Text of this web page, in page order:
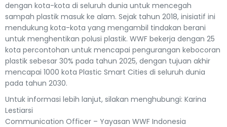
dengan kota-kota di seluruh dunia untuk mencegah
sampah plastik masuk ke alam. Sejak tahun 2018, inisiatif ini
mendukung kota-kota yang mengambil tindakan berani
untuk menghentikan polusi plastik. WWF bekerja dengan 25
kota percontohan untuk mencapai pengurangan kebocoran
plastik sebesar 30% pada tahun 2025, dengan tujuan akhir
mencapai 1000 kota Plastic Smart Cities di seluruh dunia
pada tahun 2030.
Untuk informasi lebih lanjut, silakan menghubungi: Karina
Lestiarsi
Communication Officer – Yayasan WWF Indonesia